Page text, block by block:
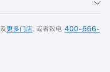
及更多门店，或者致电 400-666-